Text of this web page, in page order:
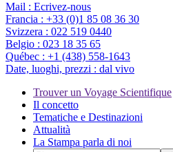
Mail : Ecrivez-nous
Francia : +33 (0)1 85 08 36 30
Svizzera : 022 519 0440
Belgio : 023 18 35 65
Québec : +1 (438) 558-1643
Date, luoghi, prezzi : dal vivo
Trouver un Voyage Scientifique
Il concetto
Tematiche e Destinazioni
Attualità
La Stampa parla di noi